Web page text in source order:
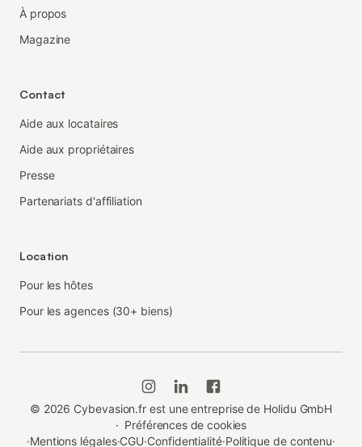
À propos
Magazine
Contact
Aide aux locataires
Aide aux propriétaires
Presse
Partenariats d'affiliation
Location
Pour les hôtes
Pour les agences (30+ biens)
© 2026 Cybevasion.fr est une entreprise de Holidu GmbH
· Préférences de cookies
·Mentions légales·CGU·Confidentialité·Politique de contenu·